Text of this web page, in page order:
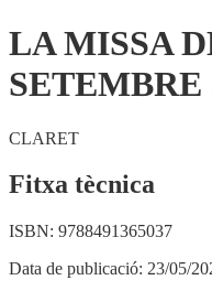
LA MISSA
SETEMBRE
CLARET
Fitxa tècnica
ISBN: 9788491365037
Data de publicació: 23/05/